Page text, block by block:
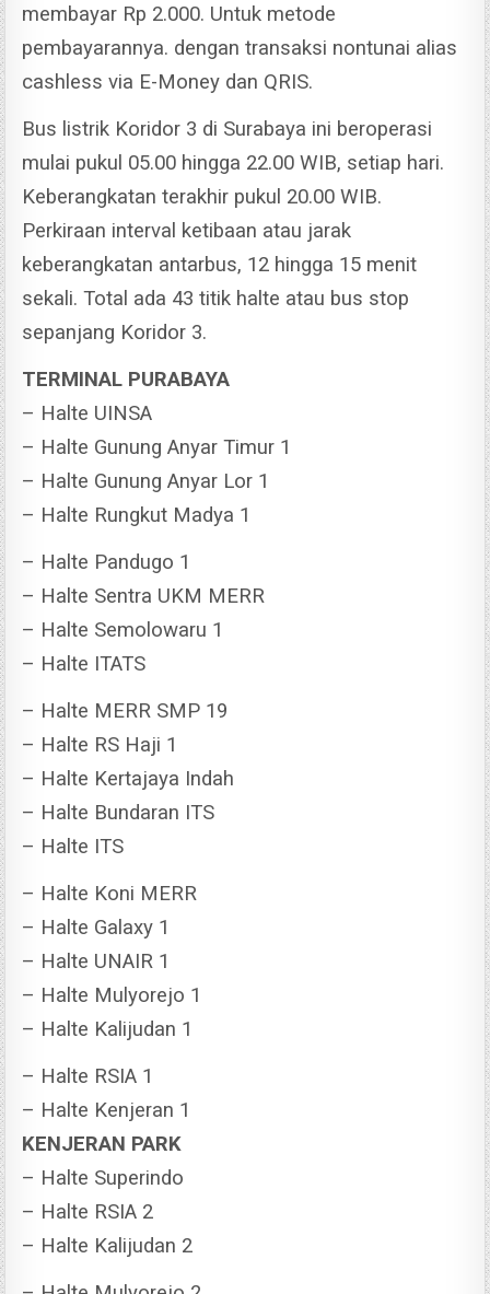
membayar Rp 2.000. Untuk metode
pembayarannya. dengan transaksi nontunai alias
cashless via E-Money dan QRIS.
Bus listrik Koridor 3 di Surabaya ini beroperasi
mulai pukul 05.00 hingga 22.00 WIB, setiap hari.
Keberangkatan terakhir pukul 20.00 WIB.
Perkiraan interval ketibaan atau jarak
keberangkatan antarbus, 12 hingga 15 menit
sekali. Total ada 43 titik halte atau bus stop
sepanjang Koridor 3.
TERMINAL PURABAYA
– Halte UINSA
– Halte Gunung Anyar Timur 1
– Halte Gunung Anyar Lor 1
– Halte Rungkut Madya 1
– Halte Pandugo 1
– Halte Sentra UKM MERR
– Halte Semolowaru 1
– Halte ITATS
– Halte MERR SMP 19
– Halte RS Haji 1
– Halte Kertajaya Indah
– Halte Bundaran ITS
– Halte ITS
– Halte Koni MERR
– Halte Galaxy 1
– Halte UNAIR 1
– Halte Mulyorejo 1
– Halte Kalijudan 1
– Halte RSIA 1
– Halte Kenjeran 1
KENJERAN PARK
– Halte Superindo
– Halte RSIA 2
– Halte Kalijudan 2